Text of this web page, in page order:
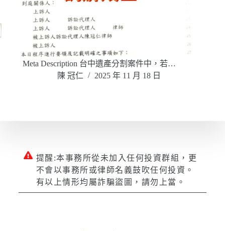
Meta Description 台中遺產分割案件中，若…
陳 冠仁
2025 年 11 月 18 日
提醒:本事務所從未加入任何投資群組，更
不會以事務所或律師名義鼓吹任何投資。
有以上情形均屬詐騙盜圖，請勿上當。